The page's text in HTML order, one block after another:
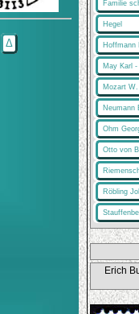
Δ
Familie
Hegel
Hoffmann
May Karl
Mozart
Neumann
Ohm
Otto von
Röbling
Erich